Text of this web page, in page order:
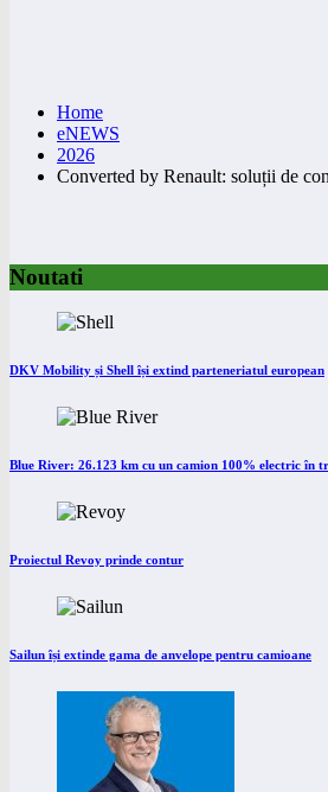
Home
eNEWS
2026
Converted by Renault: soluții de
Noutati
DKV Mobility și Shell își extind parteneriatul european
Blue River: 26.123 km cu un camion 100% electric în
Proiectul Revoy prinde contur
Sailun își extinde gama de anvelope pentru camioane